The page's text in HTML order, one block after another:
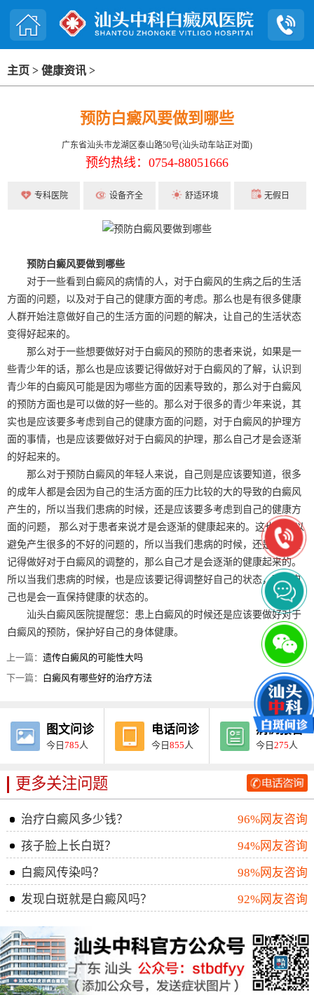
主页 > 健康资讯 >
预防白癜风要做到哪些
广东省汕头市龙湖区泰山路50号(汕头动车站正对面)
预约热线：0754-88051666
专科医院 设备齐全 舒适环境 无假日
预防白癜风要做到哪些
对于一些看到白癜风的病情的人，对于白癜风的生病之后的生活
方面的问题，以及对于自己的健康方面的考虑。那么也是有很多健康
人群开始注意做好自己的生活方面的问题的解决，让自己的生活状态
变得好起来的。
那么对于一些想要做好对于白癜风的预防的患者来说，如果是一
些青少年的话，那么也是应该要记得做好对于白癜风的了解，认识到
青少年的白癜风可能是因为哪些方面的因素导致的，那么对于白癜风
的预防方面也是可以做的好一些的。那么对于很多的青少年来说，其
实也是应该要多考虑到自己的健康方面的问题，对于白癜风的护理方
面的事情，也是应该要做好对于白癜风的护理，那么自己才是会逐渐
的好起来的。
那么对于预防白癜风的年轻人来说，自己则是应该要知道，很多
的成年人都是会因为自己的生活方面的压力比较的大的导致的白癜风
产生的，所以当我们患病的时候，还是应该要多考虑到自己的健康方
面的问题， 那么对于患者来说才是会逐渐的健康起来的。这也是可以
避免产生很多的不好的问题的，所以当我们患病的时候，还是应该要
记得做好对于白癜风的调整的，那么自己才是会逐渐的健康起来的。
所以当我们患病的时候，也是应该要记得调整好自己的状态，那么自
己也是会一直保持健康的状态的。
汕头白癜风医院提醒您：患上白癜风的时候还是应该要做好对于
白癜风的预防，保护好自己的身体健康。
上一篇：遗传白癜风的可能性大吗
下一篇： 白癜风有哪些好的治疗方法
图文问诊
今日785 人
电话问诊
今日855 人
病例报告
今日275 人
更多关注问题
治疗白癜风多少钱？
96%网友咨询
孩子脸上长白斑？
94%网友咨询
白癜风传染吗？
98%网友咨询
发现白斑就是白癜风吗？
92%网友咨询